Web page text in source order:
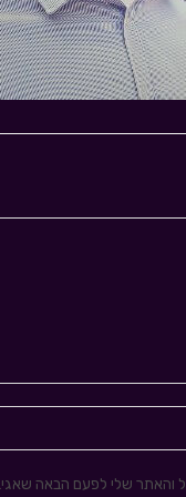
והאתר שלי לפעם הבאה